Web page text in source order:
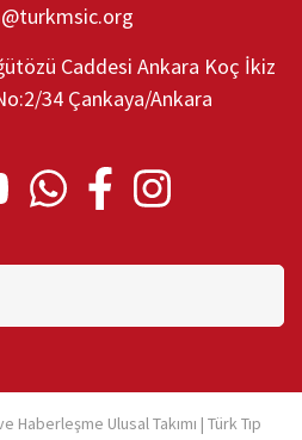
Caddesi Ankara Koç İkiz
34 Çankaya/Ankara
Haberleşme Ulusal Takımı | Türk Tıp